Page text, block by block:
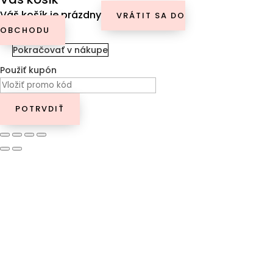
Váš košík je prázdny
VRÁTIT SA DO
OBCHODU
Pokračovať v nákupe
Použiť kupón
POTRVDIŤ